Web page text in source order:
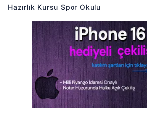
Hazırlık Kursu Spor Okulu